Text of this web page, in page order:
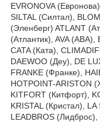
EVRONOVA
SILTAL (Силтал),
(Эленберг) ATLANT
(Атлантик), AVA (АВА),
CATA (Ката),
DAEWOO (Деу), DE
FRANKE (Франке),
HOTPOINT-ARISTON
KITFORT (Китфорт),
KRISTAL (Кристал),
LEADBROS